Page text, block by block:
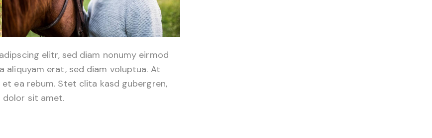
elitr, sed diam nonumy eirmod
erat, sed diam voluptua. At
ea rebum. Stet clita kasd gubergren,
dolor sit amet.